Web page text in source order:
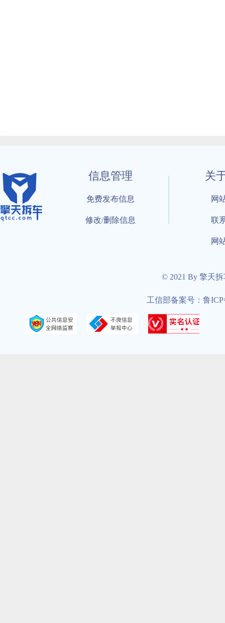
信息管理
免费发布信息
修改/删除信息
关
网
联
网
© 2021 By 擎天
工信部备案号：鲁